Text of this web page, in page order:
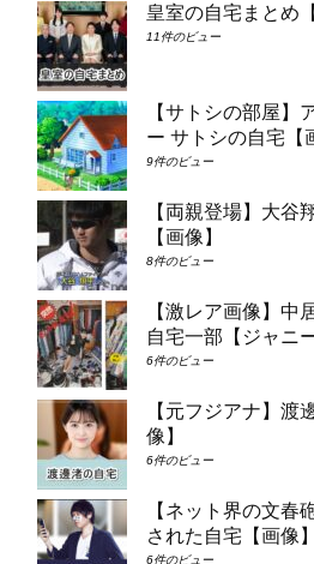
皇室の自宅まとめ
11件のビュー
【サトシの部屋】
ー サトシの自宅【
9件のビュー
【両親登場】大谷
【画像】
8件のビュー
【激レア画像】中
自宅一部【ジャニ
6件のビュー
【元フジアナ】渡
像】
6件のビュー
【ネット界の文春
された自宅【画像】
6件のビュー